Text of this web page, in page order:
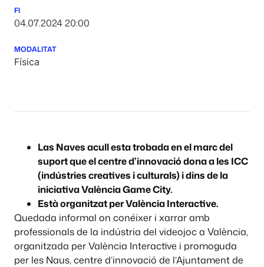
FI
04.07.2024 20:00
MODALITAT
Física
Las Naves acull esta trobada en el marc del
suport que el centre d’innovació dona a les ICC
(indústries creatives i culturals) i dins de la
iniciativa València Game City.
Està organitzat per València Interactive.
Quedada informal on conéixer i xarrar amb
professionals de la indústria del videojoc a València,
organitzada per València Interactive i promoguda
per les Naus, centre d’innovació de l’Ajuntament de